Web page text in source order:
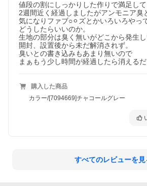
値段の割にしっかりした作りで満足し
2週間近く経過しましたがアンモニア臭
気になりファブ○⚪︎ズとかいろいろやっ
どうしたらいいのか。
生地の部分は臭く無いがどこから発生
開封、設置後から未だ解消されず。
臭いとの書き込みもあまり無いので
まぁもう少し時間が経過したら消える
購入した商品
カラー/[7094669]チャコールグレー
すべてのレビューを見